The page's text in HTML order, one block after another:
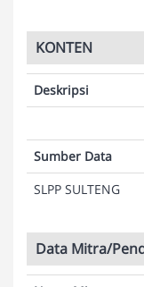
KONTEN
Deskripsi
Sumber Data
SLPP SULTENG
Data Mitra/